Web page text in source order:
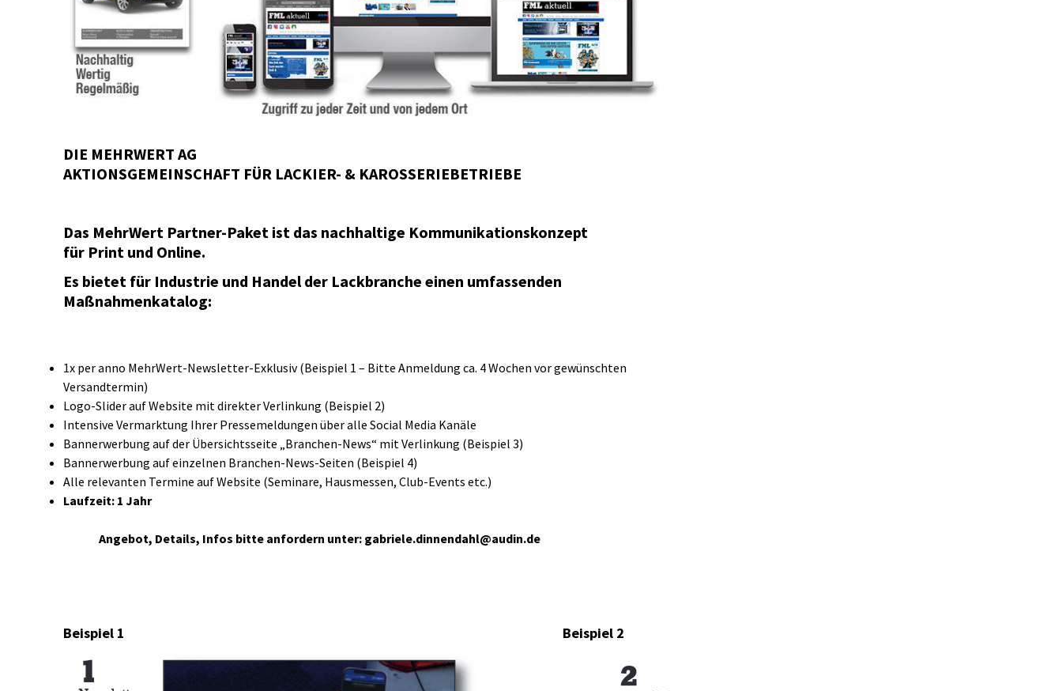
DIE MEHRWERT AG
AKTIONSGEMEINSCHAFT FÜR LACKIER- & KAROSSERIEBETRIEBE
Das MehrWert Partner-Paket ist das nachhaltige Kommunikationskonzept
für Print und Online.
Es bietet für Industrie und Handel der Lackbranche einen umfassenden
Maßnahmenkatalog:
1x per anno MehrWert-Newsletter-Exklusiv (Beispiel 1 – Bitte Anmeldung ca. 4 Wochen vor gewünschten
Versandtermin)
Logo-Slider auf Website mit direkter Verlinkung (Beispiel 2)
Intensive Vermarktung Ihrer Pressemeldungen über alle Social Media Kanäle
Bannerwerbung auf der Übersichtsseite „Branchen-News“ mit Verlinkung (Beispiel 3)
Bannerwerbung auf einzelnen Branchen-News-Seiten (Beispiel 4)
Alle relevanten Termine auf Website (Seminare, Hausmessen, Club-Events etc.)
Laufzeit: 1 Jahr
Angebot, Details, Infos bitte anfordern unter:gabriele.dinnendahl@audin.de
Beispiel 1 Beispiel 2